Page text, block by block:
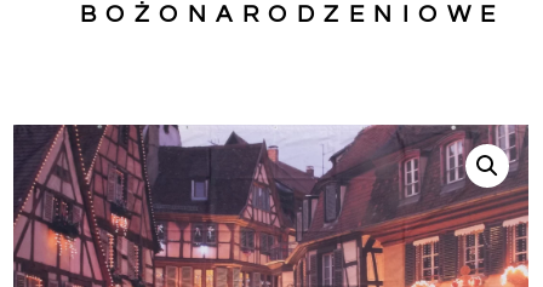
BOŻONARODZENIOWE